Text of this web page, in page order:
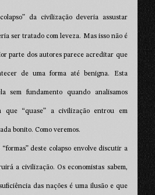
da civilização deveria assustar
ser tratado com leveza. Mas isso não é
parte dos autores parece acreditar que
de uma forma até benigna. Esta
sem fundamento quando analisamos
que “quase” a civilização entrou em
bonito. Como veremos.
deste colapso envolve discutir a
a civilização. Os economistas sabem,
das nações é uma ilusão e que